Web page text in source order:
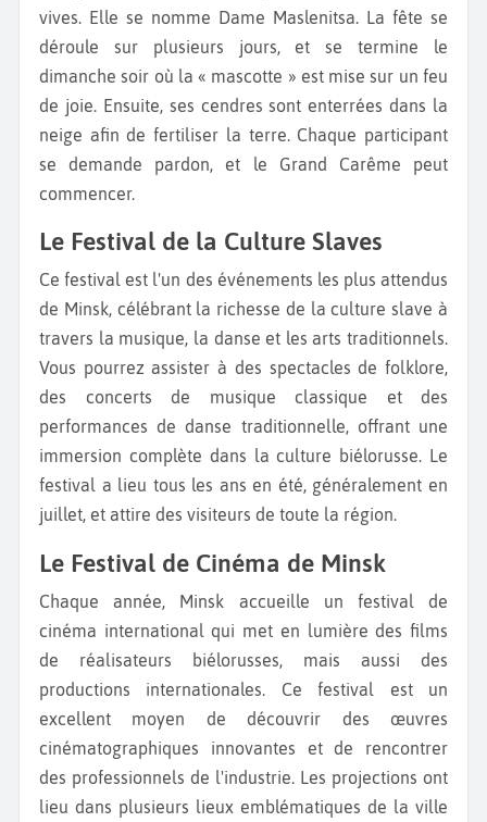
vives. Elle se nomme Dame Maslenitsa. La fête se
déroule sur plusieurs jours, et se termine le
dimanche soir où la « mascotte » est mise sur un feu
de joie. Ensuite, ses cendres sont enterrées dans la
neige afin de fertiliser la terre. Chaque participant
se demande pardon, et le Grand Carême peut
commencer.
Le Festival de la Culture Slaves
Ce festival est l'un des événements les plus attendus
de Minsk, célébrant la richesse de la culture slave à
travers la musique, la danse et les arts traditionnels.
Vous pourrez assister à des spectacles de folklore,
des concerts de musique classique et des
performances de danse traditionnelle, offrant une
immersion complète dans la culture biélorusse. Le
festival a lieu tous les ans en été, généralement en
juillet, et attire des visiteurs de toute la région.
Le Festival de Cinéma de Minsk
Chaque année, Minsk accueille un festival de
cinéma international qui met en lumière des films
de réalisateurs biélorusses, mais aussi des
productions internationales. Ce festival est un
excellent moyen de découvrir des œuvres
cinématographiques innovantes et de rencontrer
des professionnels de l'industrie. Les projections ont
lieu dans plusieurs lieux emblématiques de la ville